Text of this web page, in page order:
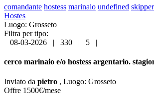
comandante hostess marinaio undefined skipper
Hostes
Luogo: Grosseto
Filtra per tipo:
08-03-2026
| 330 | 5 |
cerco marinaio e/o hostess argentario.
Inviato da pietro , Luogo: Grosseto
Offre 1500€/mese